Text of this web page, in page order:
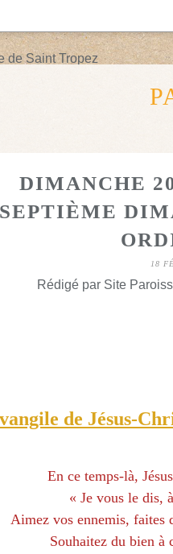
DIMANCHE
SEPTIÈME
18
Rédigé par Site
de Jésus-
En ce temps-là,
« Je vous le dis,
Aimez vos ennemis, faites
Souhaitez du bien à